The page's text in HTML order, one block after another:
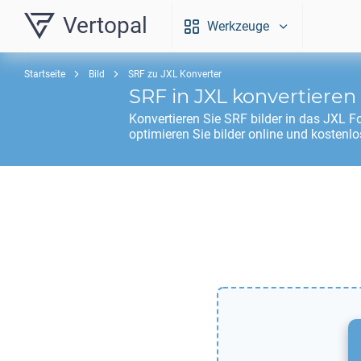
Vertopal Werkzeuge
Startseite Bild SRF zu JXL Konverter
SRF in JXL konvertieren
Konvertieren Sie SRF bilder in das JXL
optimieren Sie bilder online und